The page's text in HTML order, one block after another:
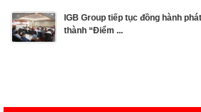
IGB Group tiếp tục đồng hành
thành “Điểm ...